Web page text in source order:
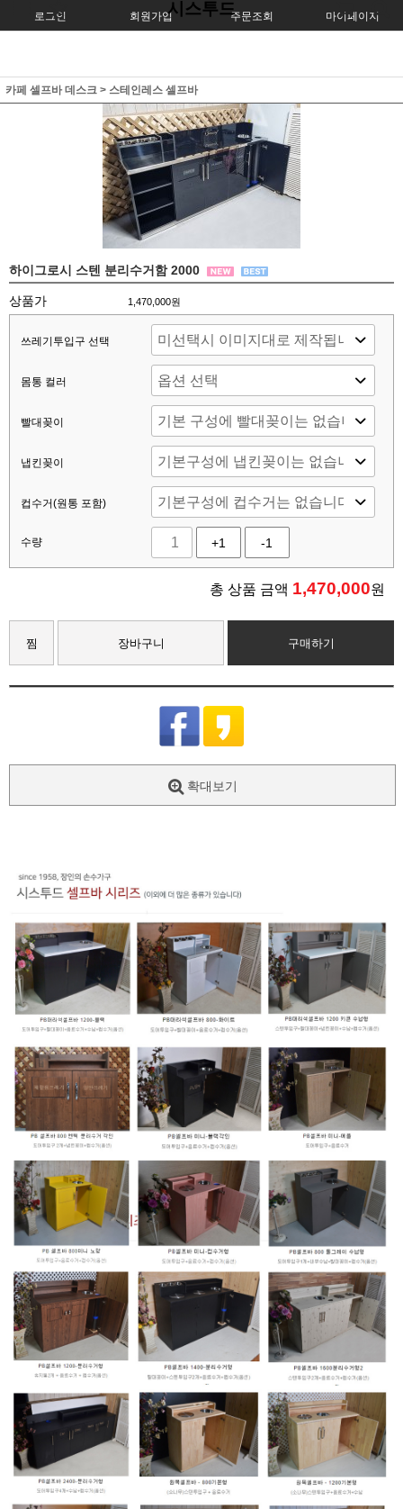
로그인 회원가입 주문조회 마이페이지
시스투드
카페 셀프바 데스크 > 스테인레스 셀프바
하이그로시 스텐 분리수거함 2000
상품가 1,470,000원
쓰레기투입구 선택
몸통 컬러
빨대꽂이
냅킨꽂이
컵수거(원통 포함)
수량 +1 -1
총 상품 금액 1,470,000원
찜 장바구니 구매하기
확대보기